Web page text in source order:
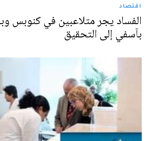
اقتصاد
الفساد يجر متلاعبين في كنوبس
بآسفي إلى التحقيق